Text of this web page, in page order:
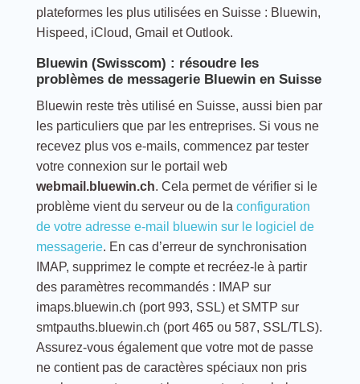
plateformes les plus utilisées en Suisse : Bluewin,
Hispeed, iCloud, Gmail et Outlook.
Bluewin (Swisscom) : résoudre les
problèmes de messagerie Bluewin en Suisse
Bluewin reste très utilisé en Suisse, aussi bien par
les particuliers que par les entreprises. Si vous ne
recevez plus vos e-mails, commencez par tester
votre connexion sur le portail web
webmail.bluewin.ch. Cela permet de vérifier si le
problème vient du serveur ou de la configuration
de votre adresse e-mail bluewin sur le logiciel de
messagerie. En cas d’erreur de synchronisation
IMAP, supprimez le compte et recréez-le à partir
des paramètres recommandés : IMAP sur
imaps.bluewin.ch (port 993, SSL) et SMTP sur
smtpauths.bluewin.ch (port 465 ou 587, SSL/TLS).
Assurez-vous également que votre mot de passe
ne contient pas de caractères spéciaux non pris